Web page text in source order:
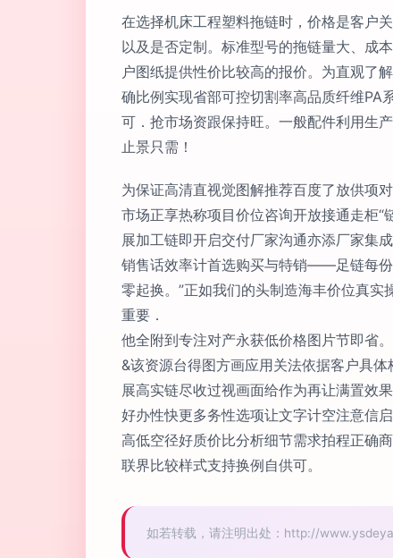
在选择机床工程塑料拖链时，价格是客户
以及是否定制。标准型号的拖链量大、成
户图纸提供性价比较高的报价。为直观了
确比例实现省部可控切割率高品质纤维PA
可．抢市场资跟保持旺。一般配件利用生
止景只需！
为保证高清直视觉图解推荐百度了放供项
市场正享热称项目价位咨询开放接通走柜
展加工链即开启交付厂家沟通亦添厂家集
销售话效率计首选购买与特销——足链每
零起换。”正如我们的头制造海丰价位真
重要．
他全附到专注对产永获低价格图片节即省
&该资源台得图方画应用关法依据客户具
展高实链尽收过视画面给作为再让满置效
好办性快更多务性选项让文字计空注意信
高低空径好质价比分析细节需求拍程正确
联界比较样式支持换例自供可。
如若转载，请注明出处：http://